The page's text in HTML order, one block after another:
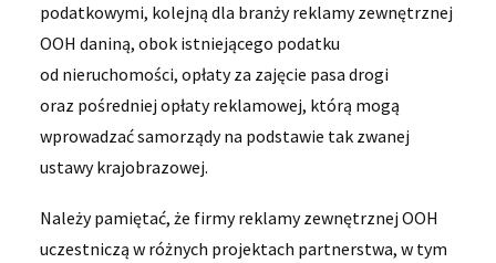
podatkowymi, kolejną dla branży reklamy zewnętrznej
OOH daniną, obok istniejącego podatku
od nieruchomości, opłaty za zajęcie pasa drogi
oraz pośredniej opłaty reklamowej, którą mogą
wprowadzać samorządy na podstawie tak zwanej
ustawy krajobrazowej.
Należy pamiętać, że firmy reklamy zewnętrznej OOH
uczestniczą w różnych projektach partnerstwa, w tym